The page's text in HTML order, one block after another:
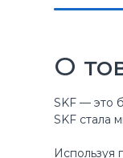
О
SKF — это
SKF стала
Используя